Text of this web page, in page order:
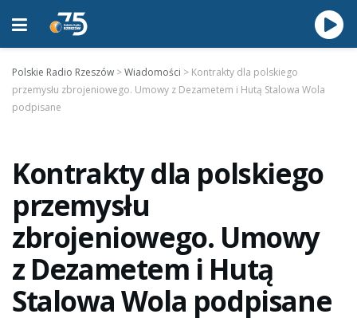
Polskie Radio Rzeszów >Wiadomości > Kontrakty dla polskiego
przemysłu zbrojeniowego. Umowy z Dezametem i Hutą Stalowa Wola
podpisane
Kontrakty dla polskiego
przemysłu
zbrojeniowego. Umowy
z Dezametem i Hutą
Stalowa Wola podpisane